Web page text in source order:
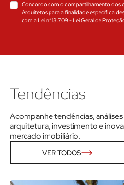
Concordo com o compartilhamento dos
Arquitetos para a finalidade específica
com a Lei n° 13.709 - Lei Geral de
Tendências
Acompanhe tendências,
arquitetura, investimento e
mercado imobiliário.
VER TODOS